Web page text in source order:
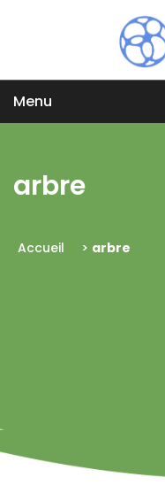
Menu
arbre
Accueil > arbre